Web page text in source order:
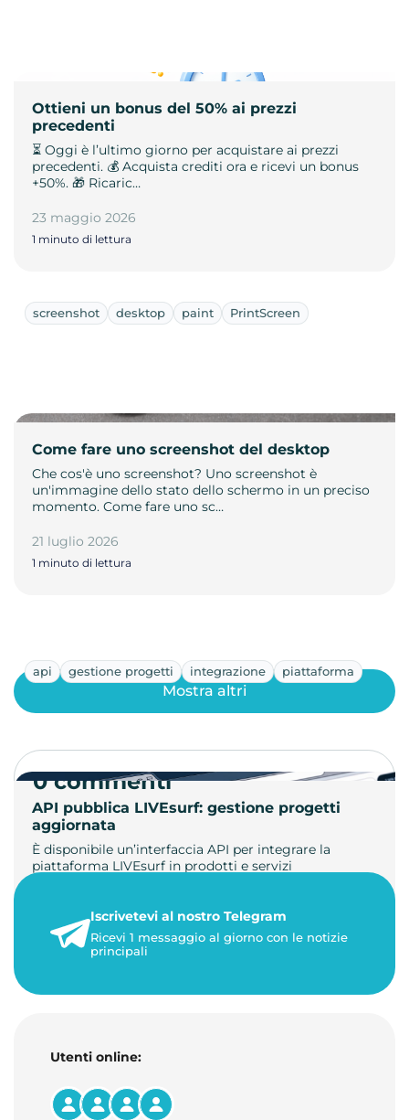
Ottieni un bonus del 50% ai prezzi
precedenti
⏳ Oggi è l’ultimo giorno per acquistare ai prezzi
precedenti. 💰 Acquista crediti ora e ricevi un bonus
+50%. 🎁 Ricaric…
23 maggio 2026
1 minuto di lettura
screenshot desktop paint PrintScreen
Come fare uno screenshot del desktop
Che cos'è uno screenshot? Uno screenshot è
un'immagine dello stato dello schermo in un preciso
momento. Come fare uno sc…
21 luglio 2026
1 minuto di lettura
api gestione progetti integrazione piattaforma
API pubblica LIVEsurf: gestione progetti
aggiornata
È disponibile un’interfaccia API per integrare la
piattaforma LIVEsurf in prodotti e servizi
23 maggio 2026
1 minuto di lettura
Mostra altri
0 commenti
Iscrivetevi al nostro Telegram
Ricevi 1 messaggio al giorno con le notizie
principali
Utenti online: